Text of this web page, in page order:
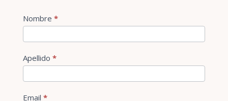
Contact
Us
Nombre *
Apellido *
Email *
Si
eres
humano,
deja
este